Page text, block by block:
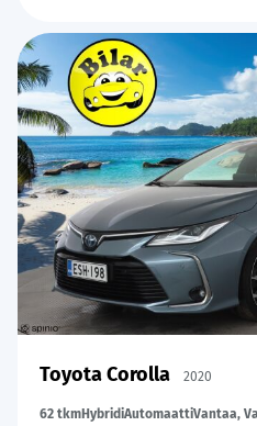
Toyota Corolla 2020
62 tkmHybridiAutomaattiVantaa,